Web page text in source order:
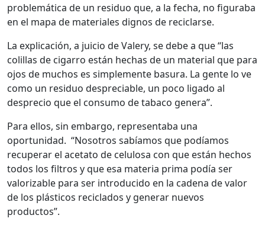
problemática de un residuo que, a la fecha, no figuraba
en el mapa de materiales dignos de reciclarse.
La explicación, a juicio de Valery, se debe a que “las
colillas de cigarro están hechas de un material que para
ojos de muchos es simplemente basura. La gente lo ve
como un residuo despreciable, un poco ligado al
desprecio que el consumo de tabaco genera”.
Para ellos, sin embargo, representaba una
oportunidad. “Nosotros sabíamos que podíamos
recuperar el acetato de celulosa con que están hechos
todos los filtros y que esa materia prima podía ser
valorizable para ser introducido en la cadena de valor
de los plásticos reciclados y generar nuevos
productos”.